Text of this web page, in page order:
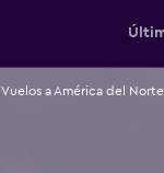
Vuelos a América del Norte